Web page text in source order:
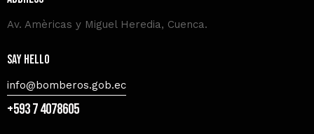
Av. Amèricas y Miguel Heredia, Cuenca.
Say Hello
info@bomberos.gob.ec
+593 7 4078605